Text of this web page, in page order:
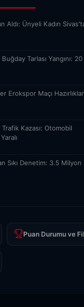
Aldı: Ünyeli Kadın
Tarlası Yangını: 20
Erokspor Maçı
Trafik Kazası: Otomobil
Sıkı Denetim: 3.5 Milyon
Puan Durumu ve